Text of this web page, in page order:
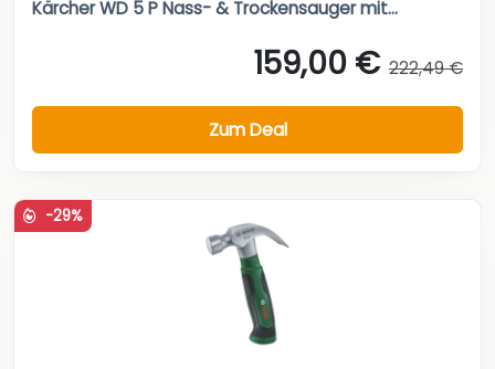
Kärcher WD 5 P Nass- & Trockensauger mit...
159,00 € 222,49 €
Zum Deal
-29%